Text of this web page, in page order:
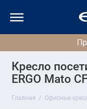
Кресло
ERGO Mato
Главная Офисные